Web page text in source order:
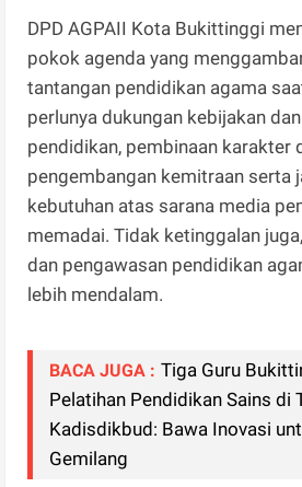
DPD AGPAII Kota Bukittinggi
pokok agenda yang
tantangan pendidikan agama
perlunya dukungan kebijakan
pendidikan, pembinaan karakter
pengembangan kemitraan serta
kebutuhan atas sarana media
memadai. Tidak ketinggalan
dan pengawasan pendidikan
lebih mendalam.
BACA JUGA : Tiga Guru
Pelatihan Pendidikan Sains di
Kadisdikbud: Bawa Inovasi
Gemilang